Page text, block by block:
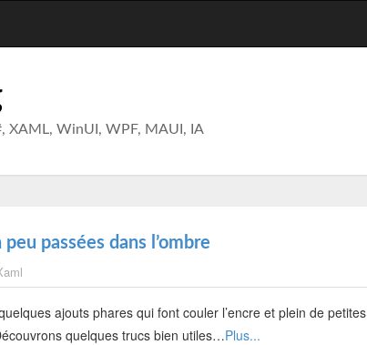
XAML, WinUI, WPF, MAUI, IA
passées dans l’ombre
ajouts phares qui font couler l’encre et plein de petites
quelques trucs bien utiles…Plus...